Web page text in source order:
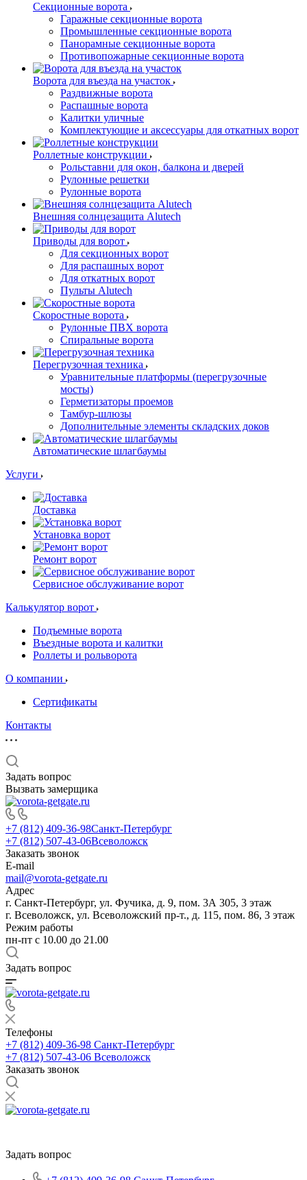
Секционные ворота
Гаражные секционные ворота
Промышленные секционные ворота
Панорамные секционные ворота
Противопожарные секционные ворота
Ворота для въезда на участок
Раздвижные ворота
Распашные ворота
Калитки уличные
Комплектующие и аксессуары для откатных ворот
Роллетные конструкции
Рольставни для окон, балкона и дверей
Рулонные решетки
Рулонные ворота
Внешняя солнцезащита Alutech
Приводы для ворот
Для секционных ворот
Для распашных ворот
Для откатных ворот
Пульты Alutech
Скоростные ворота
Рулонные ПВХ ворота
Спиральные ворота
Перегрузочная техника
Уравнительные платформы (перегрузочные
мосты)
Герметизаторы проемов
Тамбур-шлюзы
Дополнительные элементы складских доков
Автоматические шлагбаумы
Услуги
Доставка
Установка ворот
Ремонт ворот
Сервисное обслуживание ворот
Калькулятор ворот
Подъемные ворота
Въездные ворота и калитки
Роллеты и рольворота
О компании
Сертификаты
Контакты
Задать вопрос
Вызвать замерщика
+7 (812) 409-36-98Санкт-Петербург
+7 (812) 507-43-06Всеволожск
Заказать звонок
E-mail
mail@vorota-getgate.ru
Адрес
г. Санкт-Петербург, ул. Фучика, д. 9, пом. 3А 305, 3 этаж
г. Всеволожск, ул. Всеволожский пр-т., д. 115, пом. 86, 3 этаж
Режим работы
пн-пт c 10.00 до 21.00
Задать вопрос
Телефоны
+7 (812) 409-36-98 Санкт-Петербург
+7 (812) 507-43-06 Всеволожск
Заказать звонок
Задать вопрос